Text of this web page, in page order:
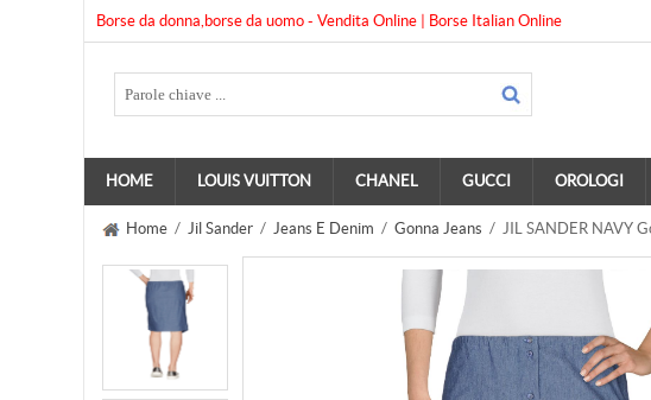
Borse da donna,borse da uomo - Vendita Online | Borse Italian Online
HOME LOUIS VUITTON CHANEL GUCCI OROLOGI
Home / Jil Sander / Jeans E Denim / Gonna Jeans / JIL SANDER NAVY